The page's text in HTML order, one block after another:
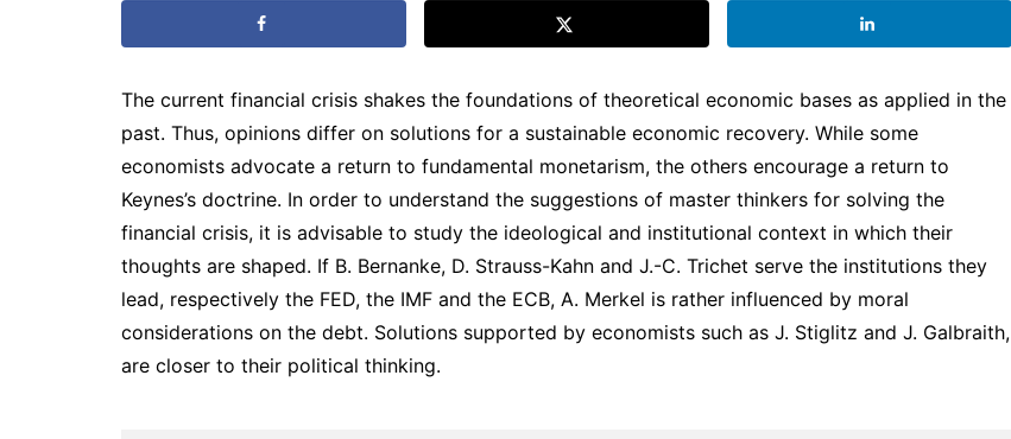
The current financial crisis shakes the foundations of theoretical economic bases as applied in the
past. Thus, opinions differ on solutions for a sustainable economic recovery. While some
economists advocate a return to fundamental monetarism, the others encourage a return to
Keynes’s doctrine. In order to understand the suggestions of master thinkers for solving the
financial crisis, it is advisable to study the ideological and institutional context in which their
thoughts are shaped. If B. Bernanke, D. Strauss-Kahn and J.-C. Trichet serve the institutions they
lead, respectively the FED, the IMF and the ECB, A. Merkel is rather influenced by moral
considerations on the debt. Solutions supported by economists such as J. Stiglitz and J. Galbraith,
are closer to their political thinking.